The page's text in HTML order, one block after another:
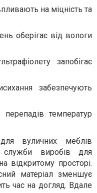
на міцність та
оберігає від вологи
запобігає
забезпечують
перепадів температур
вуличних меблів
служби виробів для
відкритому просторі.
матеріал зменшує
час на догляд. Вдале